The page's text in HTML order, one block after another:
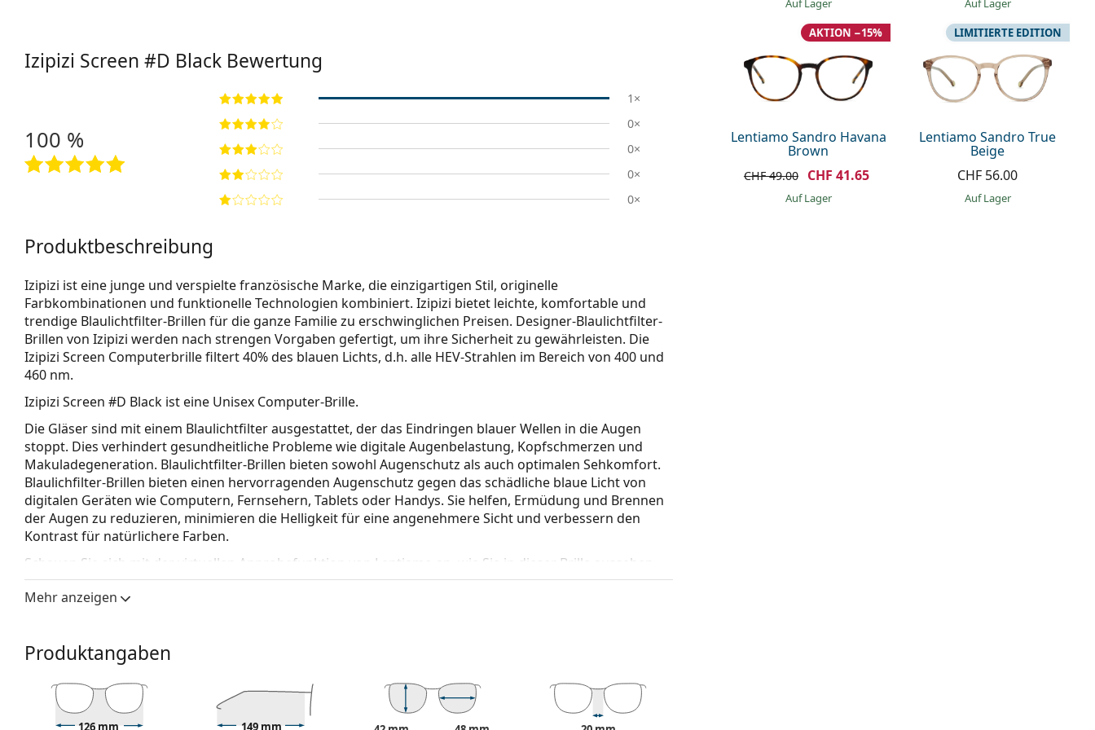
auf Lager auf Lager
Lentiamo Sandro Havana
Brown
AKTION −15%
CHF 49.00 CHF 41.65
auf Lager
Lentiamo Sandro True
Beige
LIMITIERTE EDITION
CHF 56.00
auf Lager
Izipizi Screen #D Black Bewertung
100 %
1×
0×
0×
0×
0×
Produktbeschreibung
Izipizi ist eine junge und verspielte französische Marke, die einzigartigen Stil, originelle
Farbkombinationen und funktionelle Technologien kombiniert. Izipizi bietet leichte, komfortable und
trendige Blaulichtfilter-Brillen für die ganze Familie zu erschwinglichen Preisen. Designer-Blaulichtfilter-
Brillen von Izipizi werden nach strengen Vorgaben gefertigt, um ihre Sicherheit zu gewährleisten. Die
Izipizi Screen Computerbrille filtert 40% des blauen Lichts, d.h. alle HEV-Strahlen im Bereich von 400 und
460 nm.
Izipizi Screen #D Black ist eine Unisex Computer-Brille.
Die Gläser sind mit einem Blaulichtfilter ausgestattet, der das Eindringen blauer Wellen in die Augen
stoppt. Dies verhindert gesundheitliche Probleme wie digitale Augenbelastung, Kopfschmerzen und
Makuladegeneration. Blaulichtfilter-Brillen bieten sowohl Augenschutz als auch optimalen Sehkomfort.
Blaulichfilter-Brillen bieten einen hervorragenden Augenschutz gegen das schädliche blaue Licht von
digitalen Geräten wie Computern, Fernsehern, Tablets oder Handys. Sie helfen, Ermüdung und Brennen
der Augen zu reduzieren, minimieren die Helligkeit für eine angenehmere Sicht und verbessern den
Kontrast für natürlichere Farben.
Schauen Sie sich mit der virtuellen Anprobefunktion von Lentiamo an, wie Sie in dieser Brille aussehen.
Brillenfassung
Runde Fassungen sind eine ideale Wahl für Menschen mit einer quadratischen oder ovalen
Gesichtsform.
Die Brillenfassung der Computerbrille ist aus hochwertigem Kunststoff gefertigt, der hohe
Haltbarkeit, angenehmen Tragekomfort und einen außergewöhnlichen Look bietet.
Federscharniere ermöglichen den Bügeln eine größere Beweglichkeit von mehr als 90°, was zu einem
Mehr anzeigen
Produktangaben
126 mm 149 mm